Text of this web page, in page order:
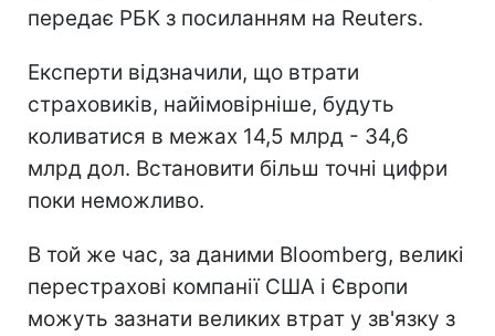
передає РБК з посиланням на Reuters.
Експерти відзначили, що втрати
страховиків, найімовірніше, будуть
коливатися в межах 14,5 млрд - 34,6
млрд дол. Встановити більш точні цифри
поки неможливо.
В той же час, за даними Bloomberg, великі
перестрахові компанії США і Європи
можуть зазнати великих втрат у зв'язку з